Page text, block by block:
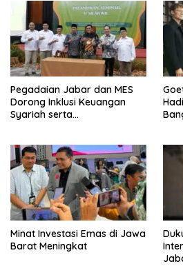
Pegadaian Jabar dan MES
Dorong Inklusi Keuangan
Syariah serta
Minat Investasi Emas di Jawa
Barat Meningkat